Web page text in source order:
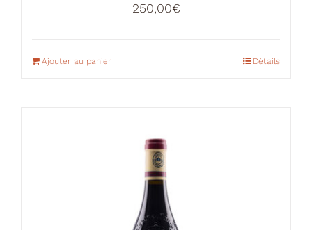
250,00€
Ajouter au panier Détails